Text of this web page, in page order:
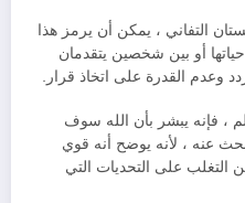
التفاني ، يمكن أن يرمز هذا
أو بين شخصين يتقدمان
وعدم القدرة على اتخاذ قرار.
، فإنه يبشر بأن الله سوف
عنه ، لأنه يوضح أنه قوي
التغلب على التحديات التي